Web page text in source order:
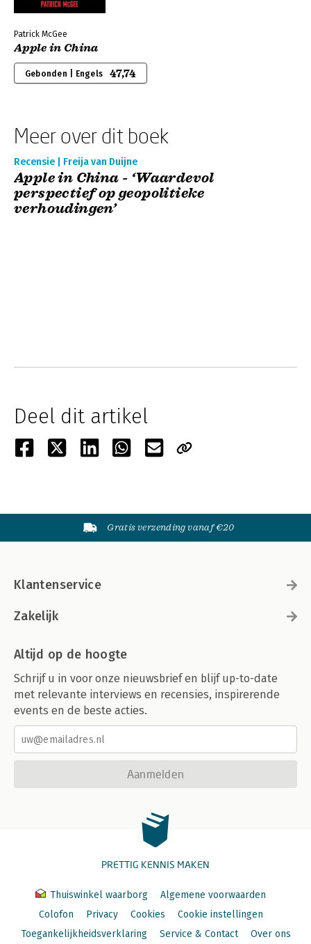
Patrick McGee
Apple in China
Gebonden | Engels 47,74
Meer over dit boek
Recensie | Freija van Duijne
Apple in China - ‘Waardevol
perspectief op geopolitieke
verhoudingen’
Deel dit artikel
Gratis verzending vanaf €20
Klantenservice
Zakelijk
Altijd op de hoogte
Schrijf u in voor onze nieuwsbrief en blijf up-to-date
met relevante interviews en recensies, inspirerende
events en de beste acties.
Aanmelden
PRETTIG KENNIS MAKEN
Thuiswinkel waarborg
Algemene voorwaarden
Colofon
Privacy Cookies
Cookie instellingen
Toegankelijkheidsverklaring
Service & Contact Over ons